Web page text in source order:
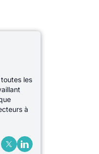
les
à